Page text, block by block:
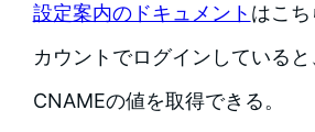
設定案内のドキュメント はこ
カウントでログインしている
CNAMEの値を取得できる。